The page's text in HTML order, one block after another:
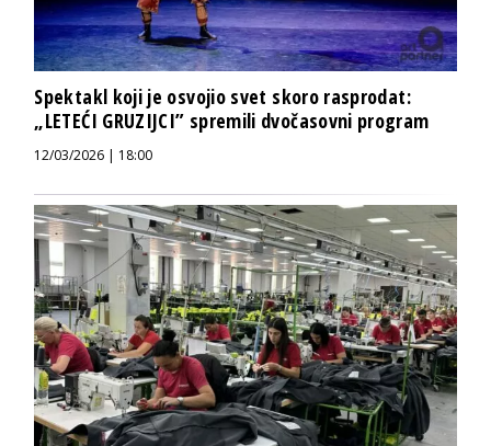
Spektakl koji je osvojio svet skoro rasprodat:
„LETEĆI GRUZIJCI” spremili dvočasovni program
12/03/2026 | 18:00